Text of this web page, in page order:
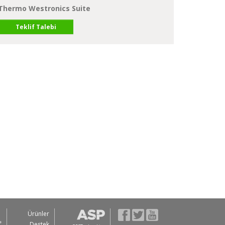
Westronics Suite
Teklif Talebi
Ürünler